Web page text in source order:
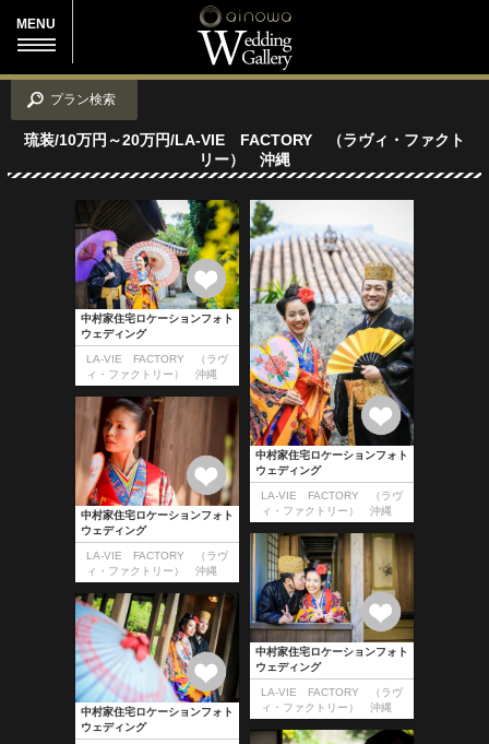
MENU
プラン検索
琉装/10万円～20万円/LA-VIE FACTORY （ラヴィ・ファクト
リー） 沖縄
中村家住宅ロケーションフォト
ウェディング
LA-VIE FACTORY （ラヴ
ィ・ファクトリー） 沖縄
中村家住宅ロケーションフォト
ウェディング
LA-VIE FACTORY （ラヴ
ィ・ファクトリー） 沖縄
中村家住宅ロケーションフォト
ウェディング
LA-VIE FACTORY （ラヴ
ィ・ファクトリー） 沖縄
中村家住宅ロケーションフォト
ウェディング
LA-VIE FACTORY （ラヴ
ィ・ファクトリー） 沖縄
中村家住宅ロケーションフォト
ウェディング